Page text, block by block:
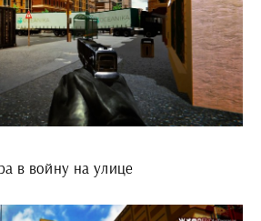
в войну на улице